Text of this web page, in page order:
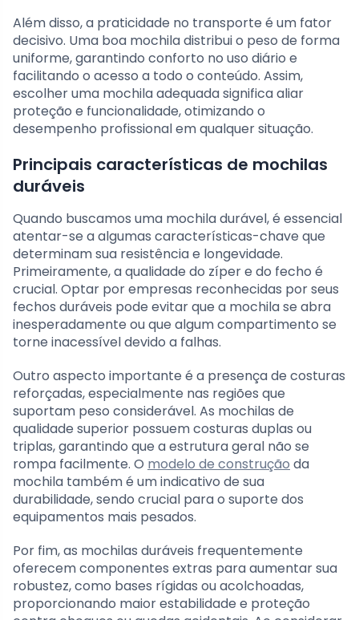
Além disso, a praticidade no transporte é um fator
decisivo. Uma boa mochila distribui o peso de forma
uniforme, garantindo conforto no uso diário e
facilitando o acesso a todo o conteúdo. Assim,
escolher uma mochila adequada significa aliar
proteção e funcionalidade, otimizando o
desempenho profissional em qualquer situação.
Principais características de mochilas
duráveis
Quando buscamos uma mochila durável, é essencial
atentar-se a algumas características-chave que
determinam sua resistência e longevidade.
Primeiramente, a qualidade do zíper e do fecho é
crucial. Optar por empresas reconhecidas por seus
fechos duráveis pode evitar que a mochila se abra
inesperadamente ou que algum compartimento se
torne inacessível devido a falhas.
Outro aspecto importante é a presença de costuras
reforçadas, especialmente nas regiões que
suportam peso considerável. As mochilas de
qualidade superior possuem costuras duplas ou
triplas, garantindo que a estrutura geral não se
rompa facilmente. O modelo de construção da
mochila também é um indicativo de sua
durabilidade, sendo crucial para o suporte dos
equipamentos mais pesados.
Por fim, as mochilas duráveis frequentemente
oferecem componentes extras para aumentar sua
robustez, como bases rígidas ou acolchoadas,
proporcionando maior estabilidade e proteção